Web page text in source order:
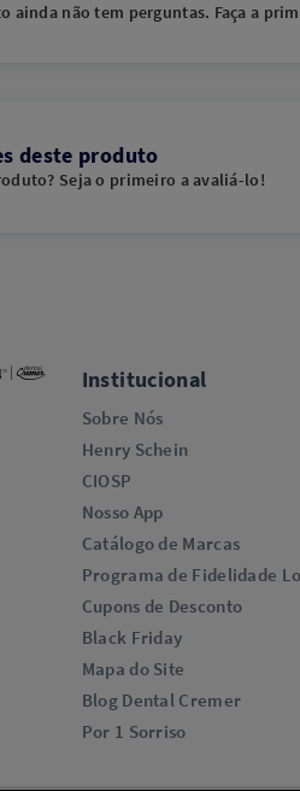
ainda não tem perguntas. Faça a
deste produto
Seja o primeiro a avaliá-lo!
Institucional
Sobre Nós
Henry Schein
CIOSP
Nosso App
Catálogo de Marcas
Programa de Fidelidade
Cupons de Desconto
Black Friday
Mapa do Site
Blog Dental Cremer
Por 1 Sorriso